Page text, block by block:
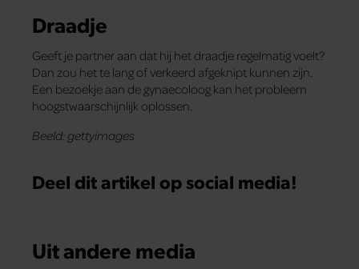
Draadje
Geeft je partner aan dat hij het draadje regelmatig voelt?
Dan zou het te lang of verkeerd afgeknipt kunnen zijn.
Een bezoekje aan de gynaecoloog kan het probleem
hoogstwaarschijnlijk oplossen.
Beeld: gettyimages
Deel dit artikel op social media!
Uit andere media